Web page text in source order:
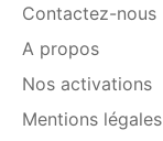
Contactez-nous
A propos
Nos activations
Mentions légales